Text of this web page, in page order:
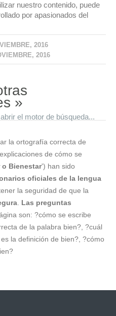
nuestro contenido, puede
por apasionados del
2016
2016
»
el motor de búsqueda...
la ortografía correcta de
de cómo se
o Bienestar') han sido
oficiales de la lengua
la seguridad de que la
Las preguntas
son: ?cómo se escribe
de la palabra bien?, ?cuál
la definición de bien?, ?cómo